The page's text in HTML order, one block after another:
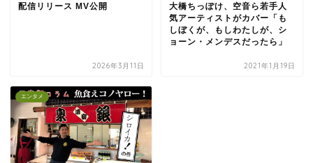
配信リリース MV公開
2026年3月11日
大橋ちっぽけ、空音ら若手人
気アーティストがカバー「も
しぼくが、もしわたしが、シ
ョーン・メンデスだったら」
2021年1月19日
エンタメ